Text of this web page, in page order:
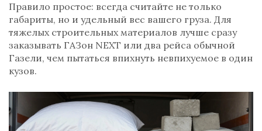
Правило простое: всегда считайте не только
габариты, но и удельный вес вашего груза. Для
тяжелых строительных материалов лучше сразу
заказывать ГАЗон NEXT или два рейса обычной
Газели, чем пытаться впихнуть невпихуемое в один
кузов.